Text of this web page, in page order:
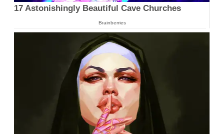
17 Astonishingly Beautiful Cave Churches
Brainberries